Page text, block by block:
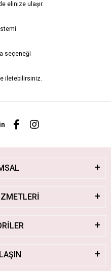
elinize ulaşır.
seçeneği
iletebilirsiniz.